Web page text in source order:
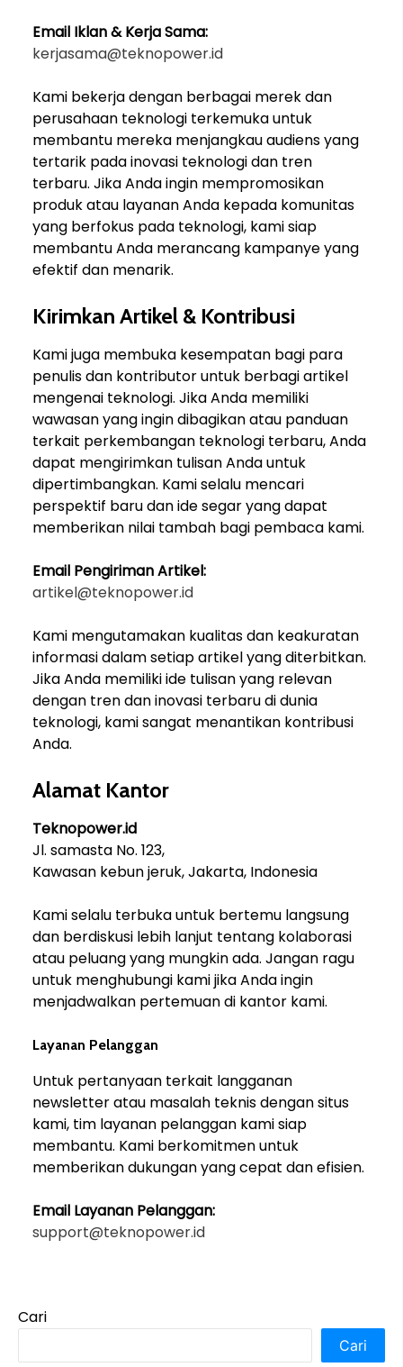
Email Iklan & Kerja Sama:
kerjasama@teknopower.id
Kami bekerja dengan berbagai merek dan
perusahaan teknologi terkemuka untuk
membantu mereka menjangkau audiens yang
tertarik pada inovasi teknologi dan tren
terbaru. Jika Anda ingin mempromosikan
produk atau layanan Anda kepada komunitas
yang berfokus pada teknologi, kami siap
membantu Anda merancang kampanye yang
efektif dan menarik.
Kirimkan Artikel & Kontribusi
Kami juga membuka kesempatan bagi para
penulis dan kontributor untuk berbagi artikel
mengenai teknologi. Jika Anda memiliki
wawasan yang ingin dibagikan atau panduan
terkait perkembangan teknologi terbaru, Anda
dapat mengirimkan tulisan Anda untuk
dipertimbangkan. Kami selalu mencari
perspektif baru dan ide segar yang dapat
memberikan nilai tambah bagi pembaca kami.
Email Pengiriman Artikel:
artikel@teknopower.id
Kami mengutamakan kualitas dan keakuratan
informasi dalam setiap artikel yang diterbitkan.
Jika Anda memiliki ide tulisan yang relevan
dengan tren dan inovasi terbaru di dunia
teknologi, kami sangat menantikan kontribusi
Anda.
Alamat Kantor
Teknopower.id
Jl. samasta No. 123,
Kawasan kebun jeruk, Jakarta, Indonesia
Kami selalu terbuka untuk bertemu langsung
dan berdiskusi lebih lanjut tentang kolaborasi
atau peluang yang mungkin ada. Jangan ragu
untuk menghubungi kami jika Anda ingin
menjadwalkan pertemuan di kantor kami.
Layanan Pelanggan
Untuk pertanyaan terkait langganan
newsletter atau masalah teknis dengan situs
kami, tim layanan pelanggan kami siap
membantu. Kami berkomitmen untuk
memberikan dukungan yang cepat dan efisien.
Email Layanan Pelanggan:
support@teknopower.id
Cari
Cari